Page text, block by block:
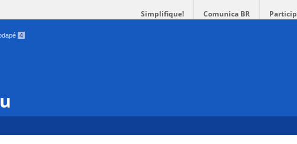
Simplifique! Comunica BR
4